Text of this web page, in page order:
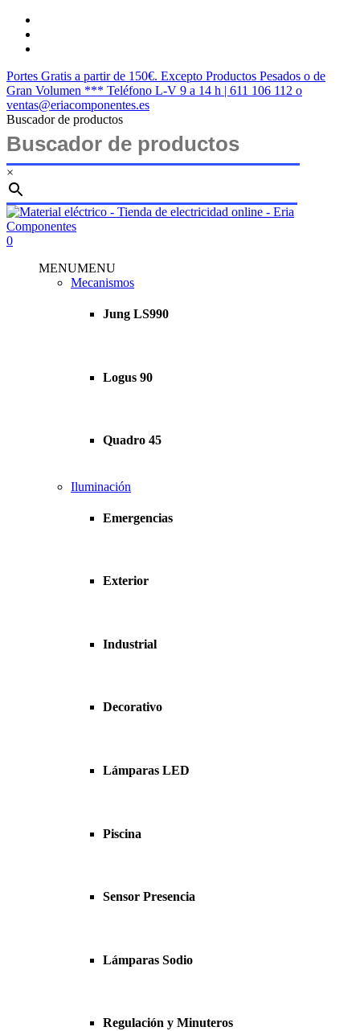
Saltar
contenido
Portes Gratis a partir de 150€. Excepto Productos Pesados o de
Gran Volumen *** Teléfono L-V 9 a 14 h | 611 106 112 o
ventas@eriacomponentes.es
Buscador de productos
×
Cerrar
búsqueda
buscar
account
0
MENUMENU
Mecanismos
Jung LS990
Logus 90
Quadro 45
Iluminación
Emergencias
Exterior
Industrial
Decorativo
Lámparas LED
Piscina
Sensor Presencia
Lámparas Sodio
Regulación y Minuteros